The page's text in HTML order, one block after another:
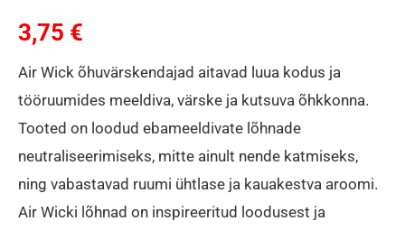
3,75 €
Air Wick õhuvärskendajad aitavad luua kodus ja
tööruumides meeldiva, värske ja kutsuva õhkkonna.
Tooted on loodud ebameeldivate lõhnade
neutraliseerimiseks, mitte ainult nende katmiseks,
ning vabastavad ruumi ühtlase ja kauakestva aroomi.
Air Wicki lõhnad on inspireeritud loodusest ja